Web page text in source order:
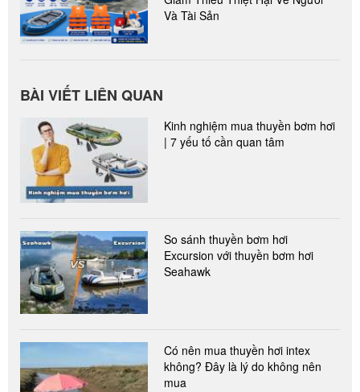
Và Tài Sản
BÀI VIẾT LIÊN QUAN
Kinh nghiệm mua thuyền bơm hơi
| 7 yếu tố cần quan tâm
So sánh thuyền bơm hơi
Excursion với thuyền bơm hơi
Seahawk
Có nên mua thuyền hơi intex
không? Đây là lý do không nên
mua